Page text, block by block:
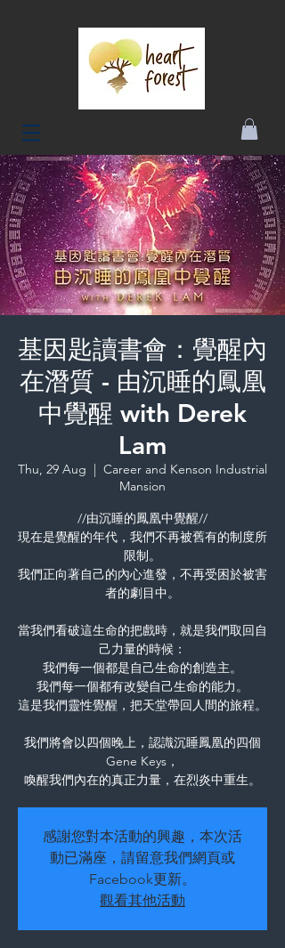
基因匙讀書會：覺醒內
在潛質 - 由沉睡的鳳凰
中覺醒 with Derek
Lam
Thu, 29 Aug
  |
Career and Kenson Industrial
Mansion
//由沉睡的鳳凰中覺醒//
現在是覺醒的年代，我們不再被舊有的制度所
限制。
我們正向著自己的內心進發，不再受困於被害
者的劇目中。
當我們看破這生命的把戲時，就是我們取回自
己力量的時候：
我們每一個都是自己生命的創造主。
我們每一個都有改變自己生命的能力。
這是我們靈性覺醒，把天堂帶回人間的旅程。
我們將會以四個晚上，認識沉睡鳳凰的四個
Gene Keys，
喚醒我們內在的真正力量，在烈炎中重生。
感謝您對本活動的興趣，本次活
動已滿座，請留意我們網頁或
Facebook更新。
觀看其他活動